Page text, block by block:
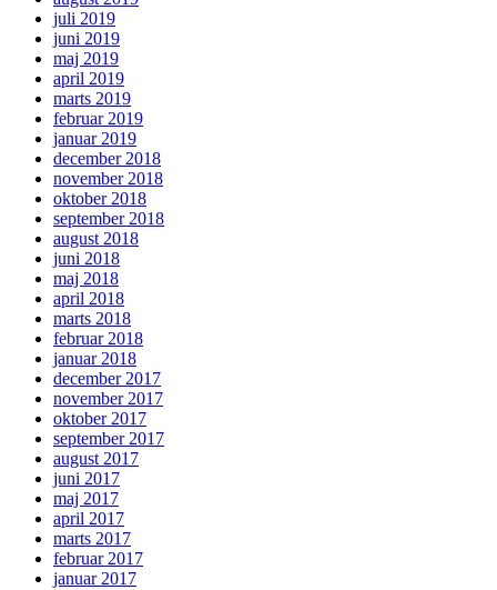
juli 2019
juni 2019
maj 2019
april 2019
marts 2019
februar 2019
januar 2019
december 2018
november 2018
oktober 2018
september 2018
august 2018
juni 2018
maj 2018
april 2018
marts 2018
februar 2018
januar 2018
december 2017
november 2017
oktober 2017
september 2017
august 2017
juni 2017
maj 2017
april 2017
marts 2017
februar 2017
januar 2017